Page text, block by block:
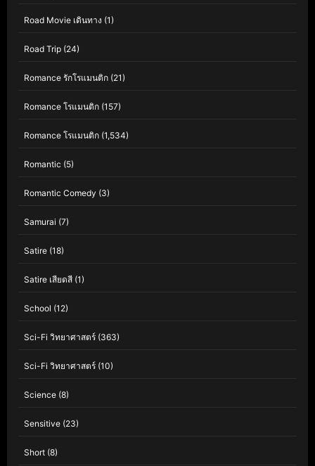
Road Movie เดินทาง (1)
Road Trip (24)
Romance รักโรแมนติก (21)
Romance โรแมนติก (157)
Romance โรแมนติก (1,534)
Romantic (5)
Romantic Comedy (3)
Samurai (7)
Satire (18)
Satire เสียดสี (1)
School (12)
Sci-Fi วิทยาศาสตร์ (363)
Sci-Fi วิทยาศาสตร์ (10)
Science (8)
Sensitive (23)
Short (8)